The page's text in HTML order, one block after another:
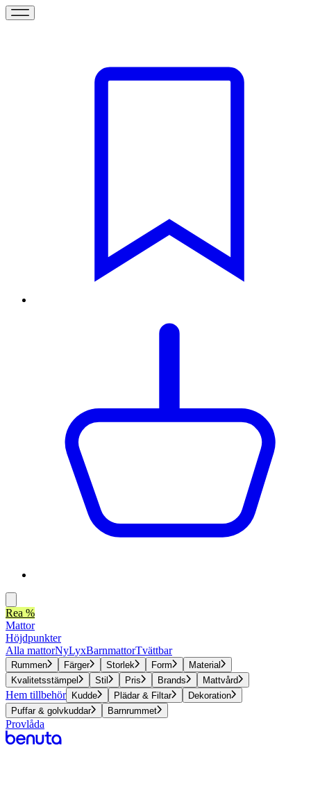
Rea %
Mattor
Höjdpunkter
Alla mattorNyLyxBarnmattorTvättbar
Rummen Färger Storlek Form
Material
Kvalitetsstämpel
Stil Pris Brands Mattvård
Hem tillbehör Kudde Plädar & Filtar
Dekoration
Puffar & golvkuddar
Barnrummet
Provlåda